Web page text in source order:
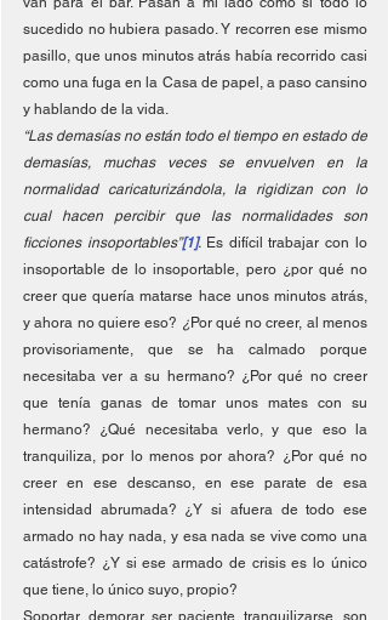
sucedido no hubiera pasado. Y recorren ese mismo
pasillo, que unos minutos atrás había recorrido casi
como una fuga en la Casa de papel, a paso cansino
y hablando de la vida.
“Las demasías no están todo el tiempo en estado de
demasías, muchas veces se envuelven en la
normalidad caricaturizándola, la rigidizan con lo
cual hacen percibir que las normalidades son
ficciones insoportables”[1]. Es difícil trabajar con lo
insoportable de lo insoportable, pero ¿por qué no
creer que quería matarse hace unos minutos atrás,
y ahora no quiere eso? ¿Por qué no creer, al menos
provisoriamente, que se ha calmado porque
necesitaba ver a su hermano? ¿Por qué no creer
que tenía ganas de tomar unos mates con su
hermano? ¿Qué necesitaba verlo, y que eso la
tranquiliza, por lo menos por ahora? ¿Por qué no
creer en ese descanso, en ese parate de esa
intensidad abrumada? ¿Y si afuera de todo ese
armado no hay nada, y esa nada se vive como una
catástrofe? ¿Y si ese armado de crisis es lo único
que tiene, lo único suyo, propio?
Soportar, demorar, ser paciente, tranquilizarse, son